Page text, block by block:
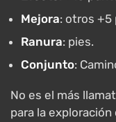
Mejora: otros +5
Ranura: pies.
Conjunto:
No es el más
para la